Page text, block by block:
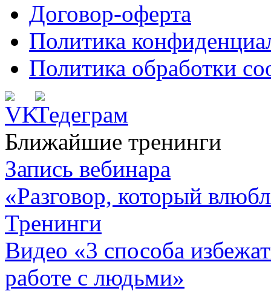
Договор-оферта
Политика
Политика обработки
Ближайшие тренинги
Запись вебинара
«Разговор, который
Тренинги
Видео «3 способа
работе с людьми»